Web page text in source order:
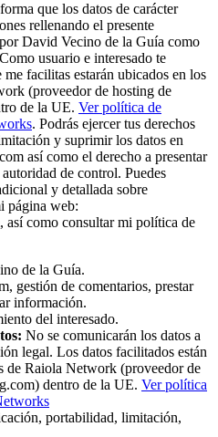
que los datos de carácter
rellenando el presente
David Vecino de la Guía como
usuario e interesado te
facilitas estarán ubicados en los
(proveedor de hosting de
de la UE. Ver política de
. Podrás ejercer tus derechos
y suprimir los datos en
así como el derecho a presentar
de control. Puedes
y detallada sobre
página web:
así como consultar mi política de
de la Guía.
gestión de comentarios, prestar
información.
del interesado.
No se comunicarán los datos a
legal. Los datos facilitados están
de Raiola Network (proveedor de
dentro de la UE. Ver política
portabilidad, limitación,